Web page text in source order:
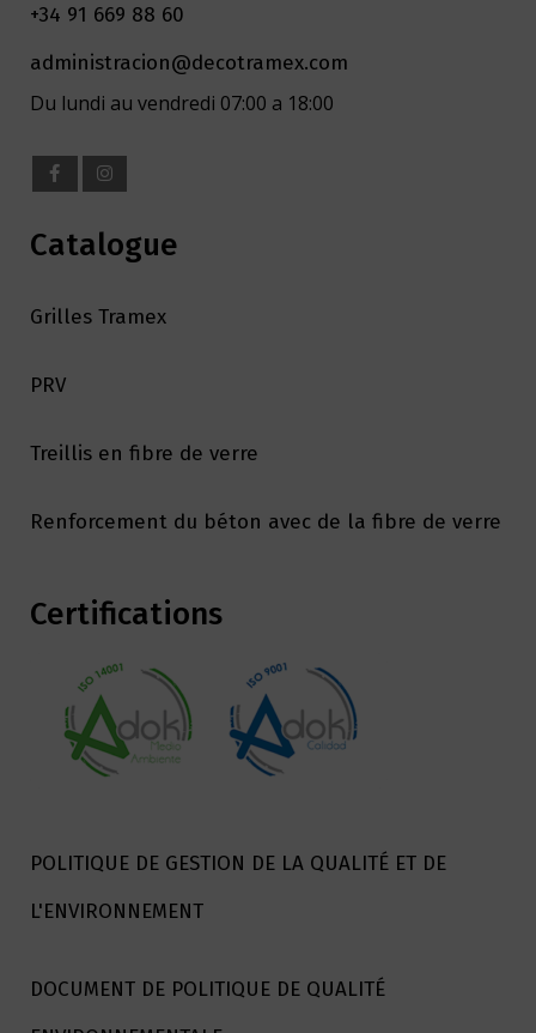
+34 91 669 88 60
administracion@decotramex.com
Du lundi au vendredi 07:00 a 18:00
Catalogue
Grilles Tramex
PRV
Treillis en fibre de verre
Renforcement du béton avec de la fibre de verre
Certifications
POLITIQUE DE GESTION DE LA QUALITÉ ET DE
L'ENVIRONNEMENT
DOCUMENT DE POLITIQUE DE QUALITÉ